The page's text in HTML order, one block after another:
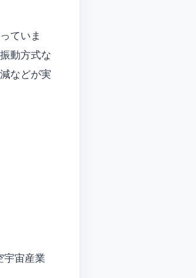
ていま
動方式な
などが実
宇宙産業